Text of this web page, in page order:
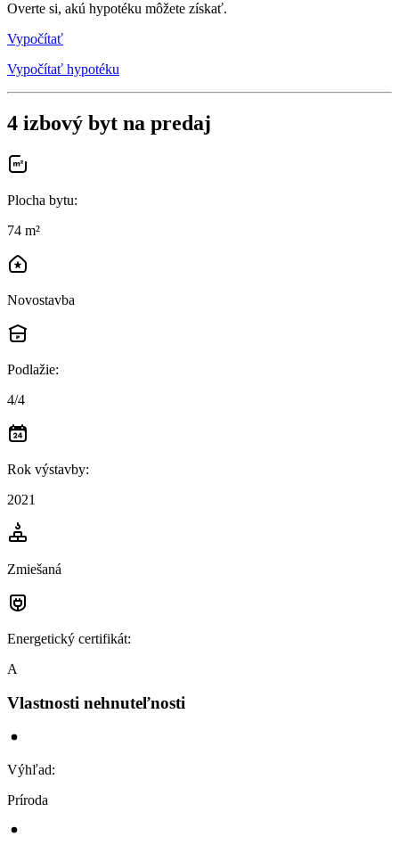
Overte si, akú hypotéku môžete získať.
Vypočítať
Vypočítať hypotéku
4 izbový byt na predaj
Plocha bytu:
74 m²
Novostavba
Podlažie:
4/4
Rok výstavby:
2021
Zmiešaná
Energetický certifikát:
A
Vlastnosti nehnuteľnosti
Výhľad:
Príroda